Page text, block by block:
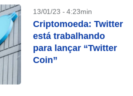
13/01/23 - 4:23min
Criptomoeda: Twitter
está trabalhando
para lançar “Twitter
Coin”